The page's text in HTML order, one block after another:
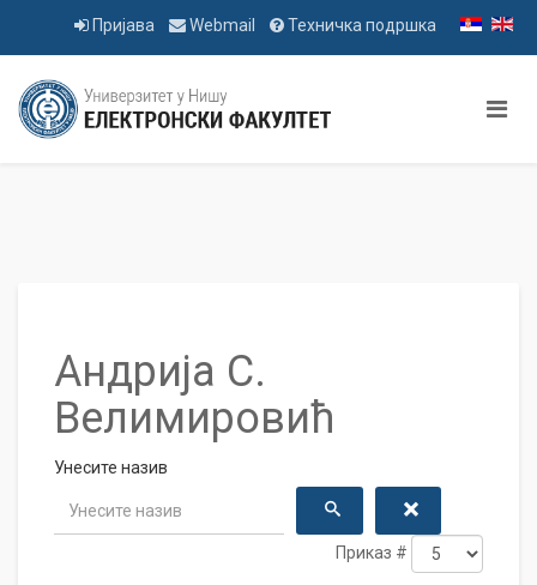
Пријава Webmail Техничка подршка
Андрија С.
Велимировић
Унесите назив
Приказ #